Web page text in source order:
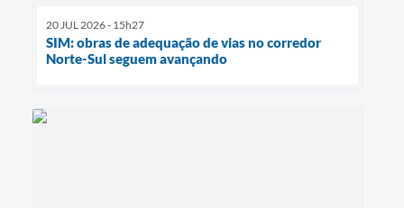
20 JUL 2026 - 15h27
SIM: obras de adequação de vias no corredor
Norte-Sul seguem avançando